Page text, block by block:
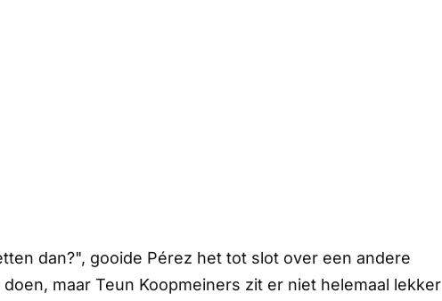
dan?", gooide Pérez het tot slot over een andere
maar Teun Koopmeiners zit er niet helemaal lekker